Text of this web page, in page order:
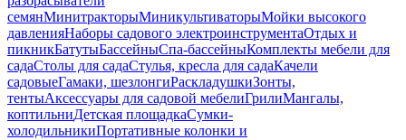
семянМинитракторыМиникультиваторыМойки высокого
давленияНаборы садового электроинструментаОтдых и
пикникБатутыБассейныСпа-бассейныКомплекты мебели для
садаСтолы для садаСтулья, кресла для садаКачели
садовыеГамаки, шезлонгиРаскладушкиЗонты,
тентыАксессуары для садовой мебелиГрилиМангалы,
коптильниДетская площадкаСумки-
холодильникиПортативные колонки и